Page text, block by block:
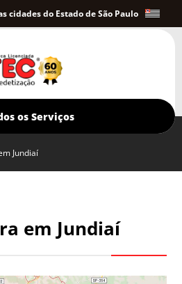
Jundiaí
em Jundiaí
cidades do Estado de São Paulo
os Serviços